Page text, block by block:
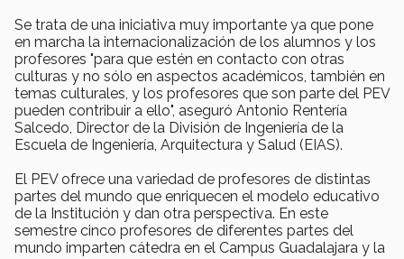
Se trata de una iniciativa muy importante ya que pone
en marcha la internacionalización de los alumnos y los
profesores "para que estén en contacto con otras
culturas y no sólo en aspectos académicos, también en
temas culturales, y los profesores que son parte del PEV
pueden contribuir a ello", aseguró Antonio Rentería
Salcedo, Director de la División de Ingeniería de la
Escuela de Ingeniería, Arquitectura y Salud (EIAS).
El PEV ofrece una variedad de profesores de distintas
partes del mundo que enriquecen el modelo educativo
de la Institución y dan otra perspectiva. En este
semestre cinco profesores de diferentes partes del
mundo imparten cátedra en el Campus Guadalajara y la